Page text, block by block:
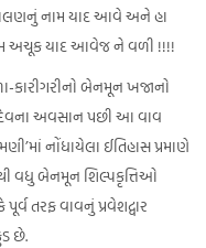
નામ યાદ આવે અને હા
અચૂક યાદ આવેજ ને વળી !!!!
કારીગરીનો બેનમૂન ખજાનો
અવસાન પછી આ વાવ
નોંધાયેલા ઈતિહાસ પ્રમાણે
વધુ બેનમૂન શિલ્પકૃત્તિઓ
તરફ વાવનું પ્રવેશદ્વાર
છે.